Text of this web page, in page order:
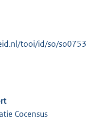
tooi/id/so/so0753
Cocensus